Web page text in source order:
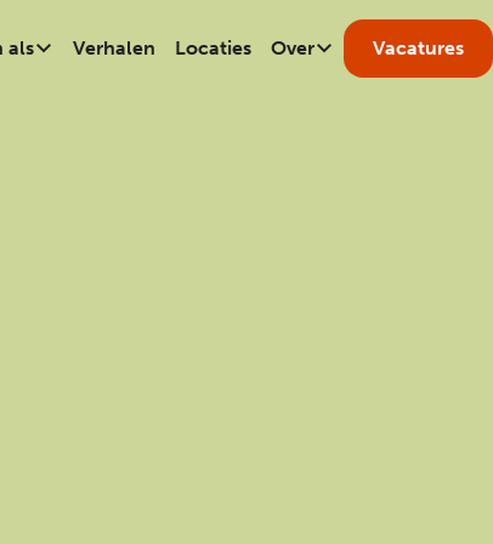
als Verhalen Locaties Over Vacatures